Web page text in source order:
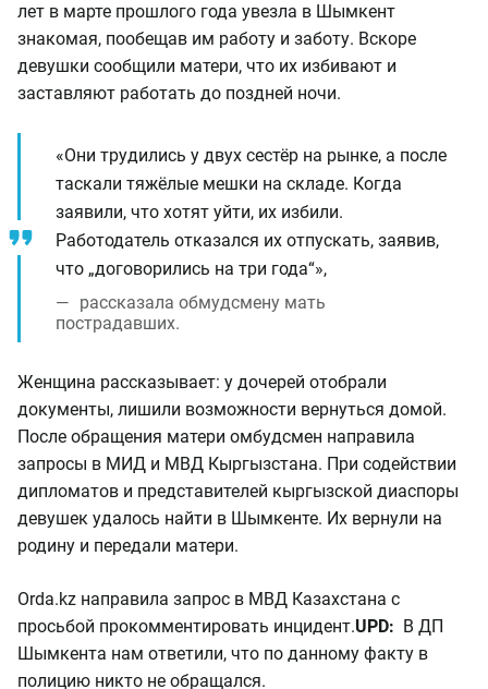
лет в марте прошлого года увезла в Шымкент
знакомая, пообещав им работу и заботу. Вскоре
девушки сообщили матери, что их избивают и
заставляют работать до поздней ночи.
«Они трудились у двух сестёр на рынке, а после
таскали тяжёлые мешки на складе. Когда
заявили, что хотят уйти, их избили.
Работодатель отказался их отпускать, заявив,
что „договорились на три года“»,
рассказала обмудсмену мать
пострадавших.
Женщина рассказывает: у дочерей отобрали
документы, лишили возможности вернуться домой.
После обращения матери омбудсмен направила
запросы в МИД и МВД Кыргызстана. При содействии
дипломатов и представителей кыргызской диаспоры
девушек удалось найти в Шымкенте. Их вернули на
родину и передали матери.
Orda.kz направила запрос в МВД Казахстана с
просьбой прокомментировать инцидент.UPD: В ДП
Шымкента нам ответили, что по данному факту в
полицию никто не обращался.